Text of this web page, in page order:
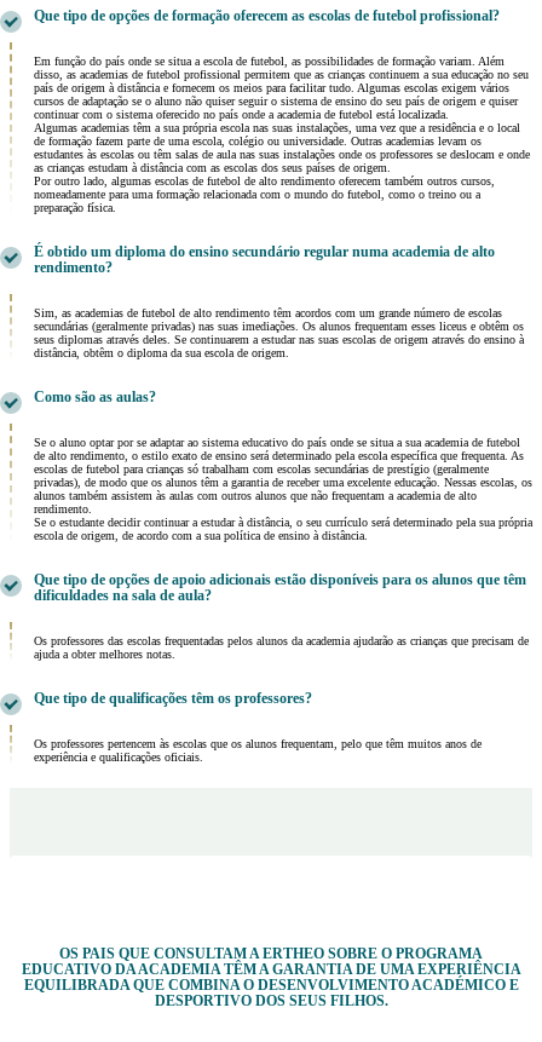
Que tipo de opções de formação oferecem as escolas de futebol profissional?
Em função do país onde se situa a escola de futebol, as possibilidades de formação variam. Além
disso, as academias de futebol profissional permitem que as crianças continuem a sua educação no seu
país de origem à distância e fornecem os meios para facilitar tudo. Algumas escolas exigem vários
cursos de adaptação se o aluno não quiser seguir o sistema de ensino do seu país de origem e quiser
continuar com o sistema oferecido no país onde a academia de futebol está localizada.
Algumas academias têm a sua própria escola nas suas instalações, uma vez que a residência e o local
de formação fazem parte de uma escola, colégio ou universidade. Outras academias levam os
estudantes às escolas ou têm salas de aula nas suas instalações onde os professores se deslocam e onde
as crianças estudam à distância com as escolas dos seus países de origem.
Por outro lado, algumas escolas de futebol de alto rendimento oferecem também outros cursos,
nomeadamente para uma formação relacionada com o mundo do futebol, como o treino ou a
preparação física.
É obtido um diploma do ensino secundário regular numa academia de alto
rendimento?
Sim, as academias de futebol de alto rendimento têm acordos com um grande número de escolas
secundárias (geralmente privadas) nas suas imediações. Os alunos frequentam esses liceus e obtêm os
seus diplomas através deles. Se continuarem a estudar nas suas escolas de origem através do ensino à
distância, obtêm o diploma da sua escola de origem.
Como são as aulas?
Se o aluno optar por se adaptar ao sistema educativo do país onde se situa a sua academia de futebol
de alto rendimento, o estilo exato de ensino será determinado pela escola específica que frequenta. As
escolas de futebol para crianças só trabalham com escolas secundárias de prestígio (geralmente
privadas), de modo que os alunos têm a garantia de receber uma excelente educação. Nessas escolas, os
alunos também assistem às aulas com outros alunos que não frequentam a academia de alto
rendimento.
Se o estudante decidir continuar a estudar à distância, o seu currículo será determinado pela sua própria
escola de origem, de acordo com a sua política de ensino à distância.
Que tipo de opções de apoio adicionais estão disponíveis para os alunos que têm
dificuldades na sala de aula?
Os professores das escolas frequentadas pelos alunos da academia ajudarão as crianças que precisam de
ajuda a obter melhores notas.
Que tipo de qualificações têm os professores?
Os professores pertencem às escolas que os alunos frequentam, pelo que têm muitos anos de
experiência e qualificações oficiais.
OS PAIS QUE CONSULTAM A ERTHEO SOBRE O PROGRAMA
EDUCATIVO DA ACADEMIA TÊM A GARANTIA DE UMA EXPERIÊNCIA
EQUILIBRADA QUE COMBINA O DESENVOLVIMENTO ACADÉMICO E
DESPORTIVO DOS SEUS FILHOS.